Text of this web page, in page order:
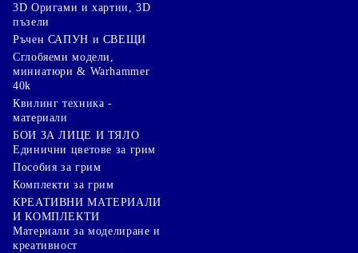
3D Оригами и хартии, 3D
пъзели
Ръчен САПУН и СВЕЩИ
Сглобяеми модели,
миниатюри & Warhammer
40k
Квилинг техника -
материали
БОИ ЗА ЛИЦЕ И ТЯЛО
Единични цветове за грим
Пособия за грим
Комплекти за грим
КРЕАТИВНИ МАТЕРИАЛИ
И КОМПЛЕКТИ
Mатериали за моделиране и
креативност